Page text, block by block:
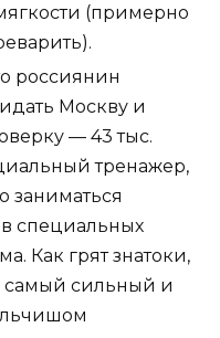
(примерно
россиянин
Москву и
— 43 тыс.
тренажер,
заниматься
специальных
Как грят знатоки,
самый сильный и